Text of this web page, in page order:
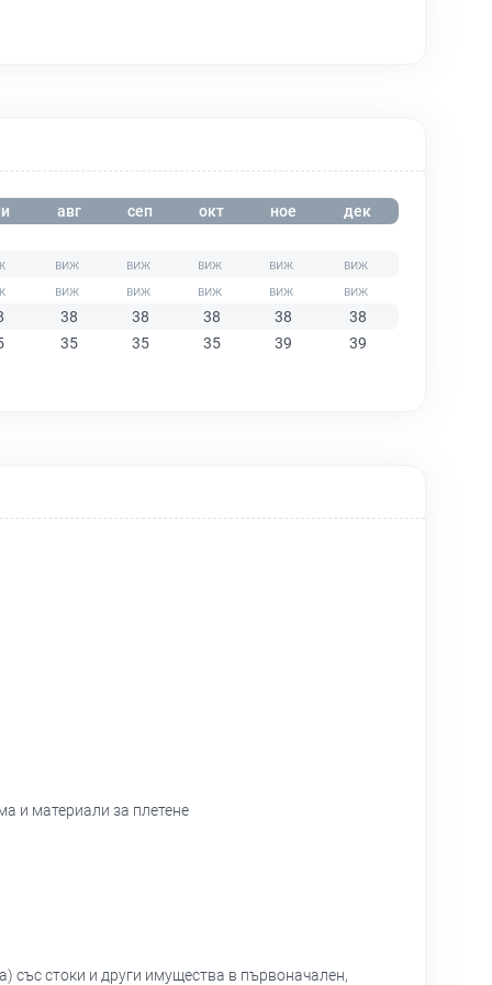
авг сеп окт ное дек
38 38 38 38
38
35 35 35 39 39
и материали за плетене
със стоки и други имущества в първоначален,